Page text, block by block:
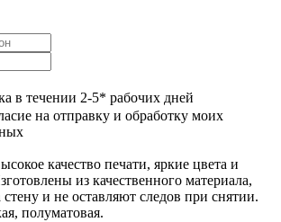
в течении 2-5* рабочих дней
на отправку и обработку моих
качество печати, яркие цвета и
из качественного материала,
стену и не оставляют следов при снятии.
полуматовая.